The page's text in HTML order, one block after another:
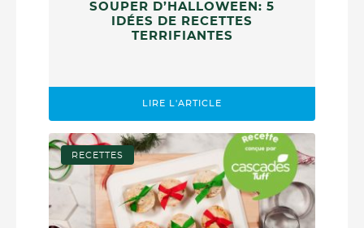
SOUPER D’HALLOWEEN: 5
IDÉES DE RECETTES
TERRIFIANTES
LIRE L'ARTICLE
RECETTES